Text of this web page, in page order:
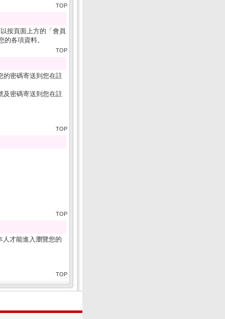
TOP
按頁面上方的「會員
各項資料。
TOP
的密碼寄送到您在註
及密碼寄送到您在註
TOP
TOP
人才能進入瀏覽您的
TOP